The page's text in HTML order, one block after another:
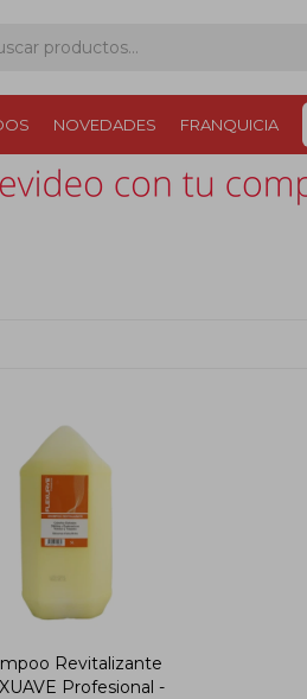
NOVEDADES FRANQUICIA
Revitalizante
Profesional -